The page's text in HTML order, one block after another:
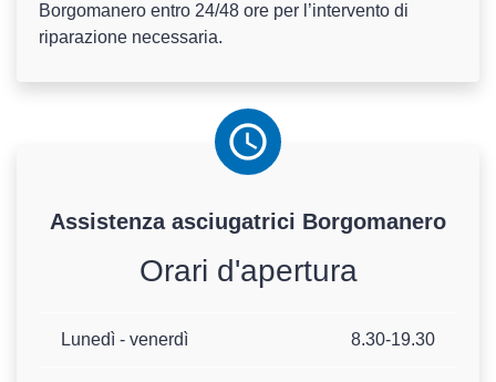
Borgomanero entro 24/48 ore per l’intervento di
riparazione necessaria.
Assistenza asciugatrici Borgomanero
Orari d'apertura
Lunedì - venerdì 8.30-19.30